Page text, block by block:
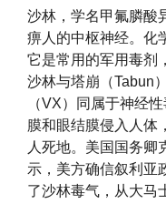
沙林，学名甲氟膦酸
痹人的中枢神经。化
它是常用的军用毒剂
沙林与塔崩（Tabun
（VX）同属于神经
膜和眼结膜侵入人体
人死地。美国国务卿
示，美方确信叙利亚
了沙林毒气，从大马